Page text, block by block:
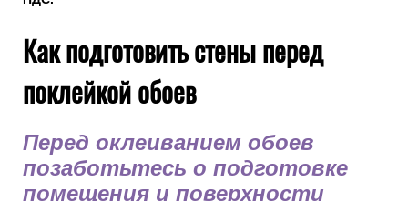
к/с 30101810400000000225
Обращаем Ваше внимание, что мы работаем по
упрощенной системе налогооблажения и НЕ выделяем
НДС.
Как подготовить стены перед
поклейкой обоев